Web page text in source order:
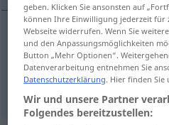
hypnotize hypnotisieren
hypnotise hypnotisieren
geben. Klicken Sie ansonsten auf
können Ihre Einwilligung jederzeit für
Webseite widerrufen. Wenn Sie
und den Anpassungsmöglichkeiten
Button „Mehr Optionen“.
Datenverarbeitung entnehmen Sie
Datenschutzerklärung. Hier finden Sie
Wir und unsere Partner
Folgendes bereitzustellen: